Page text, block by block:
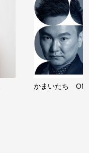
かまいたち